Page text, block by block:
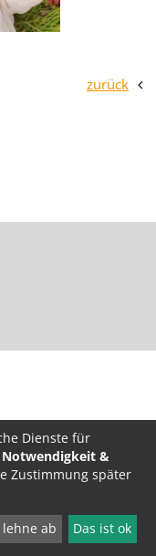
zurück
Dienste für
Notwendigkeit &
Zustimmung später
lehne ab Das ist ok